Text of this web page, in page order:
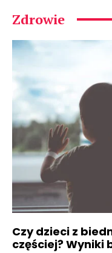
Zdrowie
Czy dzieci z
częściej? Wyniki